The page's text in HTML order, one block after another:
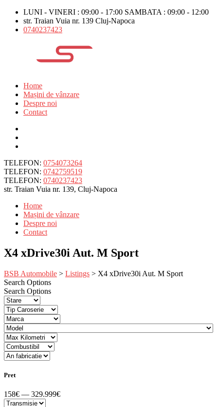
LUNI - VINERI : 09:00 - 17:00 SAMBATA : 09:00 - 12:00
str. Traian Vuia nr. 139 Cluj-Napoca
0740237423
Home
Mașini de vânzare
Despre noi
Contact
TELEFON: 0754073264
TELEFON: 0742759519
TELEFON: 0740237423
str. Traian Vuia nr. 139, Cluj-Napoca
Home
Mașini de vânzare
Despre noi
Contact
X4 xDrive30i Aut. M Sport
BSB Automobile > Listings > X4 xDrive30i Aut. M Sport
Search Options
Search Options
Pret
158€ — 329.999€